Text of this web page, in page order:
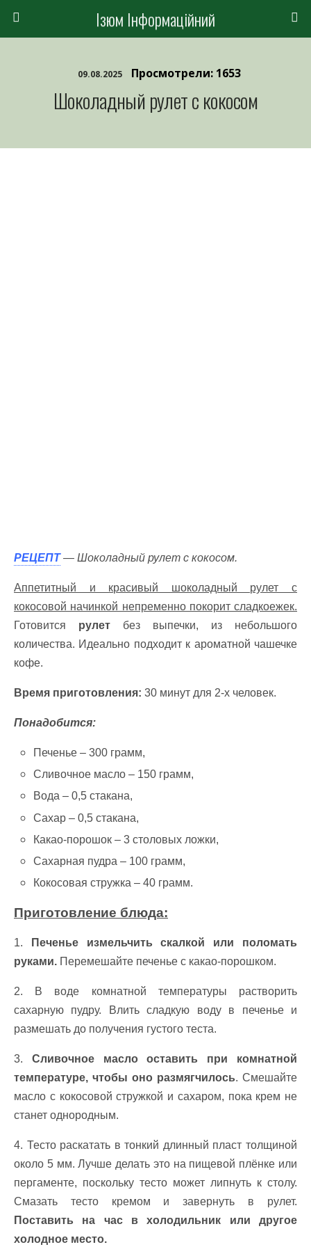
Ізюм Інформаційний
09.08.2025 Просмотрели: 1653
Шоколадный рулет с кокосом
РЕЦЕПТ— Шоколадный рулет с кокосом.
Аппетитный и красивый шоколадный рулет с
кокосовой начинкой непременно покорит сладкоежек.
Готовится рулет без выпечки, из небольшого
количества. Идеально подходит к ароматной чашечке
кофе.
Время приготовления: 30 минут для 2-х человек.
Понадобится:
Печенье – 300 грамм,
Сливочное масло – 150 грамм,
Вода – 0,5 стакана,
Сахар – 0,5 стакана,
Какао-порошок – 3 столовых ложки,
Сахарная пудра – 100 грамм,
Кокосовая стружка – 40 грамм.
Приготовление блюда:
1.
Печенье измельчить скалкой или поломать
руками. Перемешайте печенье с какао-порошком.
2. В воде комнатной температуры растворить
сахарную пудру. Влить сладкую воду в печенье и
размешать до получения густого теста.
3. Сливочное масло оставить при комнатной
температуре, чтобы оно размягчилось. Смешайте
масло с кокосовой стружкой и сахаром, пока крем не
станет однородным.
4. Тесто раскатать в тонкий длинный пласт толщиной
около 5 мм. Лучше делать это на пищевой плёнке или
пергаменте, поскольку тесто может липнуть к столу.
Смазать тесто кремом и завернуть в рулет.
Поставить на час в холодильник или другое
холодное место.